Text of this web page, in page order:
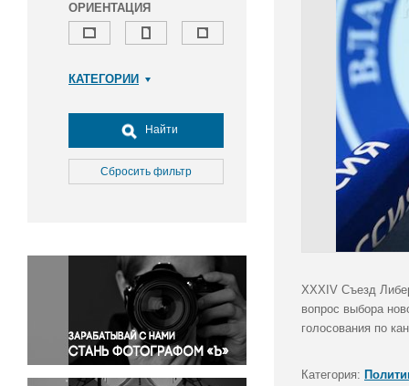
ОРИЕНТАЦИЯ
КАТЕГОРИИ
Досуг, туризм и отдых
Культура
Медицина
Окружающая среда
Политика
Правосудие
Происшествия и конфликты
Религия
Светская жизнь
Найти
Сбросить фильтр
XXXIV Съезд
вопрос выбора
голосования по
Категория: